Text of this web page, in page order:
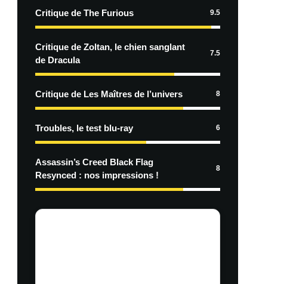
Critique de The Furious 9.5
Critique de Zoltan, le chien sanglant
de Dracula
7.5
Critique de Les Maîtres de l’univers 8
Troubles, le test blu-ray 6
Assassin’s Creed Black Flag
Resynced : nos impressions !
8